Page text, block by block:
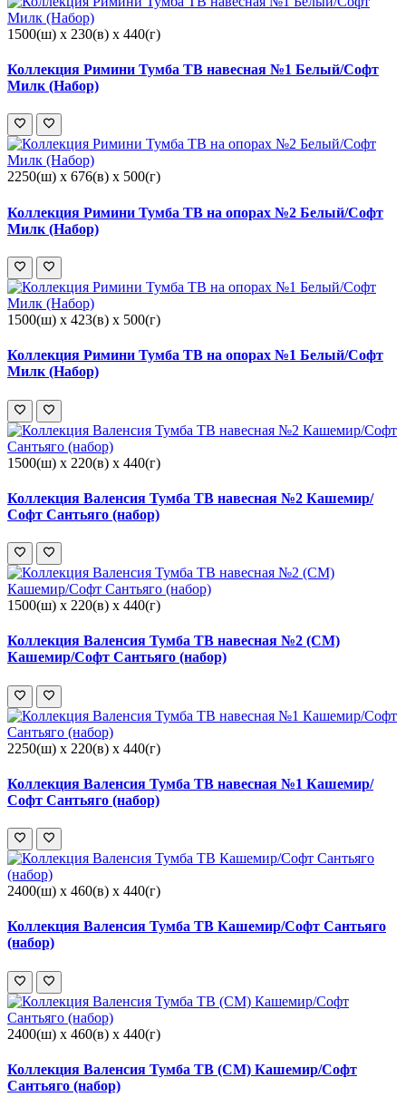
1500(ш) x 230(в) x 440(г)
Коллекция Римини Тумба ТВ навесная №1 Белый/Софт
Милк (Набор)
2250(ш) x 676(в) x 500(г)
Коллекция Римини Тумба ТВ на опорах №2 Белый/Софт
Милк (Набор)
1500(ш) x 423(в) x 500(г)
Коллекция Римини Тумба ТВ на опорах №1 Белый/Софт
Милк (Набор)
1500(ш) x 220(в) x 440(г)
Коллекция Валенсия Тумба ТВ навесная №2 Кашемир/
Софт Сантьяго (набор)
1500(ш) x 220(в) x 440(г)
Коллекция Валенсия Тумба ТВ навесная №2 (СМ)
Кашемир/Софт Сантьяго (набор)
2250(ш) x 220(в) x 440(г)
Коллекция Валенсия Тумба ТВ навесная №1 Кашемир/
Софт Сантьяго (набор)
2400(ш) x 460(в) x 440(г)
Коллекция Валенсия Тумба ТВ Кашемир/Софт Сантьяго
(набор)
2400(ш) x 460(в) x 440(г)
Коллекция Валенсия Тумба ТВ (СМ) Кашемир/Софт
Сантьяго (набор)